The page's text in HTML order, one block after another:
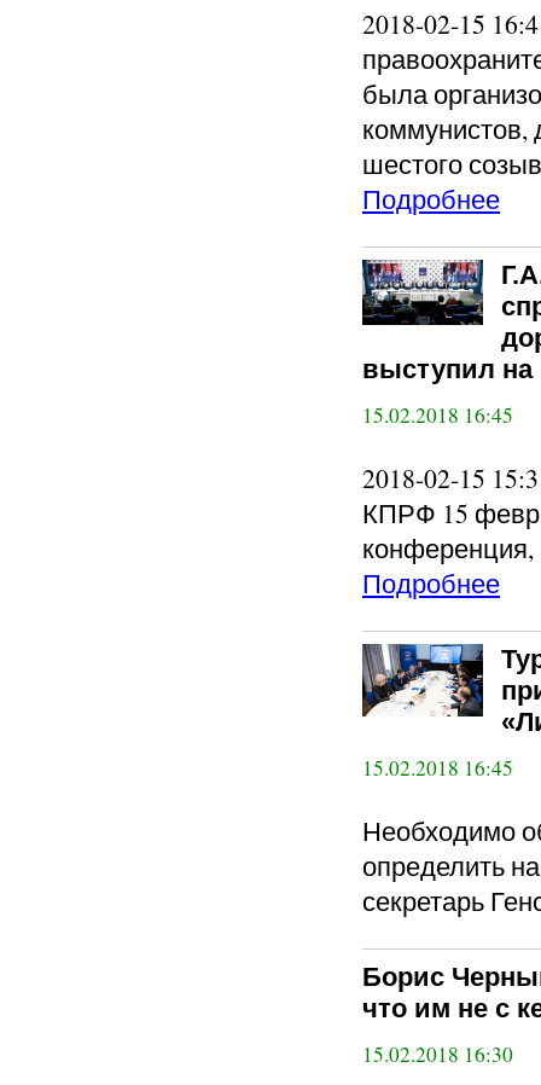
2018-02-15
была
коммунистов,
шестого
Подробнее
выступил
15.02.2018 16:45
2018-02-15
КПРФ 15
Подробнее
15.02.2018 16:45
Необходимо
определить
секретарь
Борис
что им не с
15.02.2018 16:30